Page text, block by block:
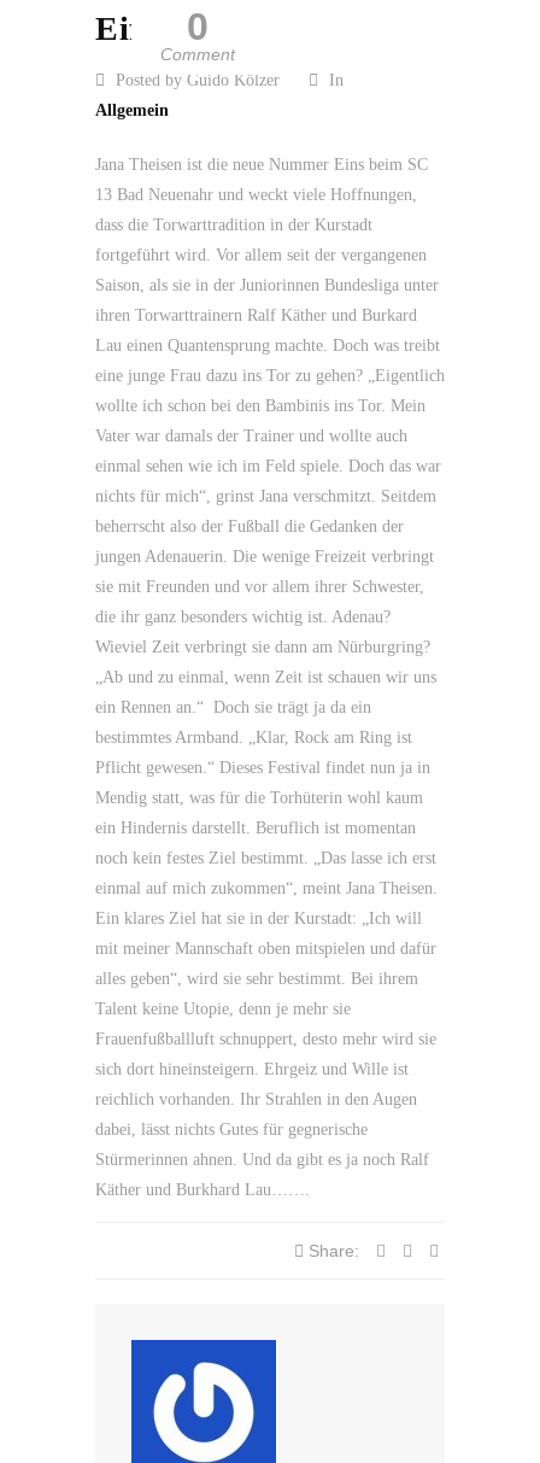
0
Comment
Eifel
Posted by Guido Kölzer
In
Allgemein
Jana Theisen ist die neue Nummer Eins beim SC
13 Bad Neuenahr und weckt viele Hoffnungen,
dass die Torwarttradition in der Kurstadt
fortgeführt wird. Vor allem seit der vergangenen
Saison, als sie in der Juniorinnen Bundesliga unter
ihren Torwarttrainern Ralf Käther und Burkard
Lau einen Quantensprung machte. Doch was treibt
eine junge Frau dazu ins Tor zu gehen? „Eigentlich
wollte ich schon bei den Bambinis ins Tor. Mein
Vater war damals der Trainer und wollte auch
einmal sehen wie ich im Feld spiele. Doch das war
nichts für mich“, grinst Jana verschmitzt. Seitdem
beherrscht also der Fußball die Gedanken der
jungen Adenauerin. Die wenige Freizeit verbringt
sie mit Freunden und vor allem ihrer Schwester,
die ihr ganz besonders wichtig ist. Adenau?
Wieviel Zeit verbringt sie dann am Nürburgring?
„Ab und zu einmal, wenn Zeit ist schauen wir uns
ein Rennen an.“ Doch sie trägt ja da ein
bestimmtes Armband. „Klar, Rock am Ring ist
Pflicht gewesen.“ Dieses Festival findet nun ja in
Mendig statt, was für die Torhüterin wohl kaum
ein Hindernis darstellt. Beruflich ist momentan
noch kein festes Ziel bestimmt. „Das lasse ich erst
einmal auf mich zukommen“, meint Jana Theisen.
Ein klares Ziel hat sie in der Kurstadt: „Ich will
mit meiner Mannschaft oben mitspielen und dafür
alles geben“, wird sie sehr bestimmt. Bei ihrem
Talent keine Utopie, denn je mehr sie
Frauenfußballluft schnuppert, desto mehr wird sie
sich dort hineinsteigern. Ehrgeiz und Wille ist
reichlich vorhanden. Ihr Strahlen in den Augen
dabei, lässt nichts Gutes für gegnerische
Stürmerinnen ahnen. Und da gibt es ja noch Ralf
Käther und Burkhard Lau…….
Share: